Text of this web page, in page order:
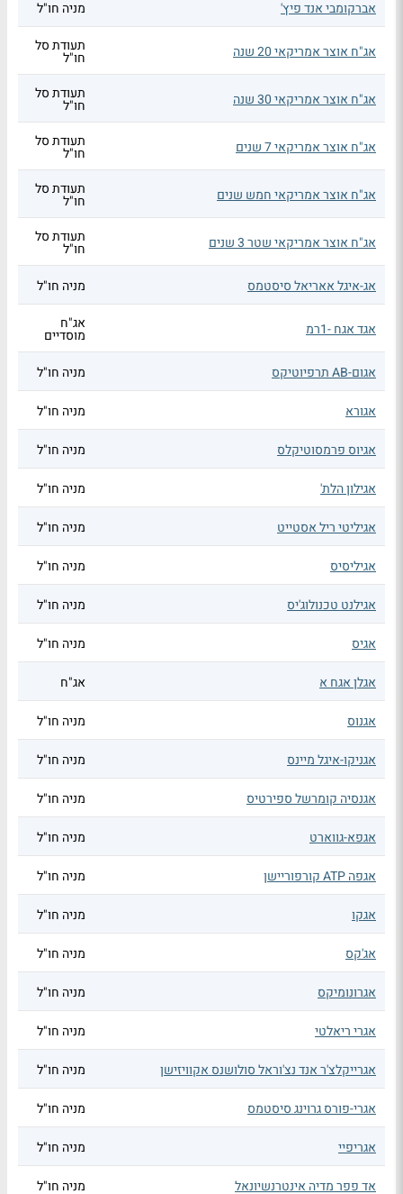
אברקומבי אנד פיץ' מניה חו"ל
אג"ח אוצר אמריקאי 20 שנה תעודת סל
חו"ל
אג"ח אוצר אמריקאי 30 שנה תעודת סל
חו"ל
אג"ח אוצר אמריקאי 7 שנים תעודת סל
חו"ל
אג"ח אוצר אמריקאי חמש שנים תעודת סל
חו"ל
אג"ח אוצר אמריקאי שטר 3 שנים תעודת סל
חו"ל
אג-איגל אאריאל סיסטמס
מניה חו"ל
אגד אגח -1רמ אג"ח
מוסדיים
אגום-AB תרפיוטיקס
מניה חו"ל
אגורא מניה חו"ל
אגיוס פרמסוטיקלס מניה חו"ל
אגילון הלת' מניה חו"ל
אגיליטי ריל אסטייט מניה חו"ל
אגיליסיס מניה חו"ל
אגילנט טכנולוג'יס מניה חו"ל
אגיס מניה חו"ל
אגלן אגח א אג"ח
אגנוס מניה חו"ל
אגניקו-איגל מיינס מניה חו"ל
אגנסיה קומרשל ספירטיס מניה חו"ל
אגפא-גווארט מניה חו"ל
אגפה ATP קורפוריישן מניה חו"ל
אגקו מניה חו"ל
אג'קס מניה חו"ל
אגרונומיקס מניה חו"ל
אגרי ריאלטי מניה חו"ל
אגרייקלצ'ר אנד נצ'וראל סולושנס אקוויזישן מניה חו"ל
אגרי-פורס גרוינג סיסטמס מניה חו"ל
אגריפיי מניה חו"ל
אד פפר מדיה אינטרנשיונאל מניה חו"ל